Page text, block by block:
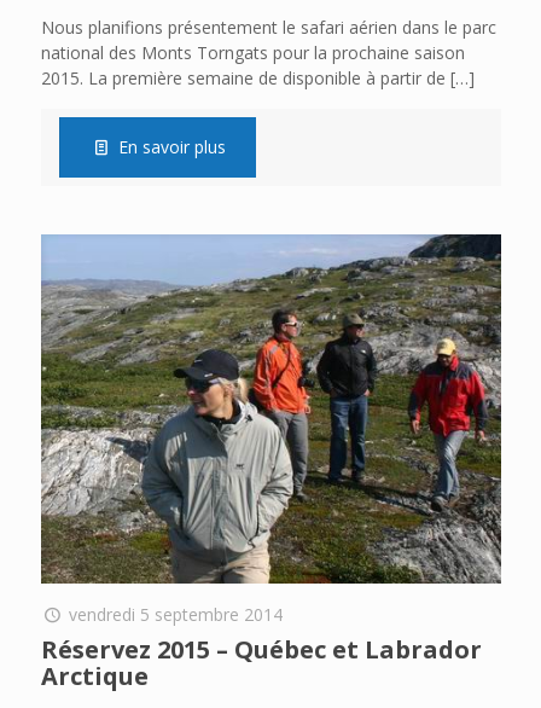
Nous planifions présentement le safari aérien dans le parc
national des Monts Torngats pour la prochaine saison
2015. La première semaine de disponible à partir de […]
En savoir plus
vendredi 5 septembre 2014
Réservez 2015 – Québec et Labrador
Arctique